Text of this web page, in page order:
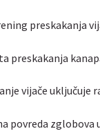
preskakanja
preskakanja
vijače uključuje
povreda zglobova